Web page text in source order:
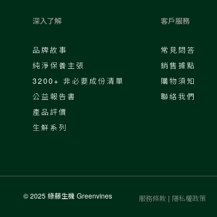
深入了解
品牌故事
純淨保養主張
3200+ 非必要成份清單
公益報告書
產品評價
生鮮系列
客戶服務
常見問答
銷售據點
購物須知
聯絡我們
© 2025 綠藤生機 Greenvines 服務條款 | 隱私權政策